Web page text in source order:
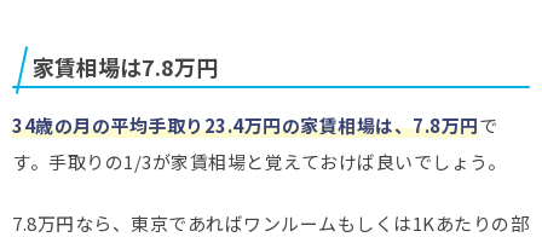
家賃相場は7.8万円
34歳の月の平均手取り23.4万円の家賃相場は、7.8万円で
す。手取りの1/3が家賃相場と覚えておけば良いでしょう。
7.8万円なら、東京であればワンルームもしくは1Kあたりの部